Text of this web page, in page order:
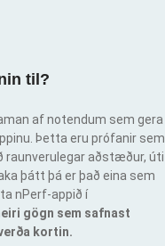
til?
af notendum sem gera
Þetta eru prófanir sem
raunverulegar aðstæður, úti
þátt þá er það eina sem
nPerf-appið í
gögn sem safnast
kortin.